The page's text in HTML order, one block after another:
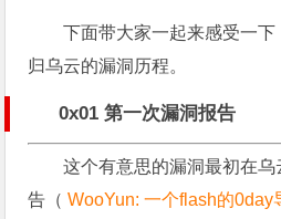
下面带大家一起来感受一下
归乌云的漏洞历程。
0x01 第一次漏洞报告
这个有意思的漏洞最初在
告（WooYun: 一个flash的